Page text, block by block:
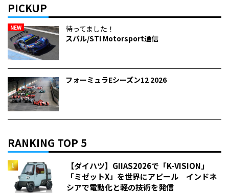
PICKUP
NEW
待ってました！
スバル/STI Motorsport通信
フォーミュラEシーズン12 2026
RANKING TOP 5
【ダイハツ】GIIAS2026で「K-VISION」
「ミゼットX」を世界にアピール インドネ
シアで電動化と軽の技術を発信